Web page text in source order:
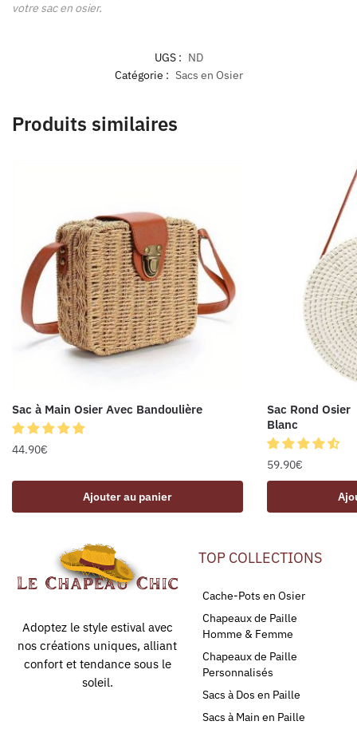
votre sac en osier.
UGS : ND
Catégorie : Sacs en Osier
Produits similaires
Sac à Main Osier Avec Bandoulière
44.90€
Ajouter au panier
Sac Rond Osier
Blanc
59.90€
Adoptez le style estival avec
nos créations uniques, alliant
confort et tendance sous le
soleil.
TOP COLLECTIONS
Cache-Pots en Osier
Chapeaux de Paille
Homme & Femme
Chapeaux de Paille
Personnalisés
Sacs à Dos en Paille
Sacs à Main en Paille